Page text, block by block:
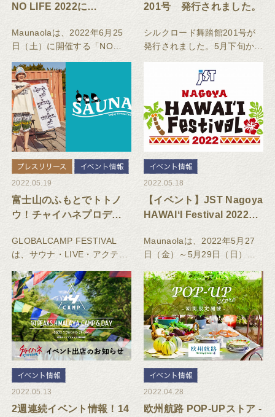
NO LIFE 2022に
Maunaolaは、2022年6月25
日（土）に開催する「NO
店いたします。▼イベント詳
細のURL▼NO HULA NO
LIFE 2022～NO HULA
201号 発行されました。
シルクロード舞踏館201号が
発行されました。5月下旬から
す。興味のある教室がありま
したら、ぜひ問い合わせてみ
てください。2022年6～7月タ
イムテーブルが掲載されてい
ます。
2022.05.19
富士山のふもとでトトノ
ウ！チャイハネプロデュ
が大好評につきチケット
再販決定！
GLOBALCAMP FESTIVAL
は、サウナ・LIVE・アクティ
食事・お買い物など、盛りだ
くさんのコンテンツを同時に
楽しめる、チャイハネプロデ
ュースのキャンプイベントで
す
2022.05.18
【イベント】JST Nagoya
HAWAIʻI Festival 2022に
Maunaolaは、2022年5月27
日（金）～5月29日（日）に
HAWAIʻI Festival 2022（JST
名古屋ハワイフェスティバル
2022）」に出店いたしま
2022.05.13
2週連続イベント情報！14
2022.04.28
欧州航路 POP-UPストア -